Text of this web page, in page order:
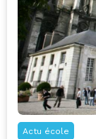
Actu école